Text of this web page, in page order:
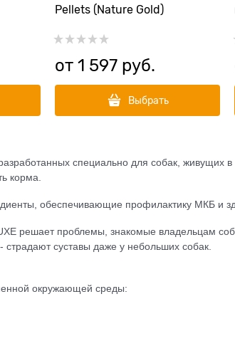
Pellets (Nature Gold)
от 1 597 руб.
Выбрать
специально для собак, живущих в
корма.
обеспечивающие профилактику МКБ и
решает проблемы, знакомые владельцам
страдают суставы даже у небольших собак.
окружающей среды: